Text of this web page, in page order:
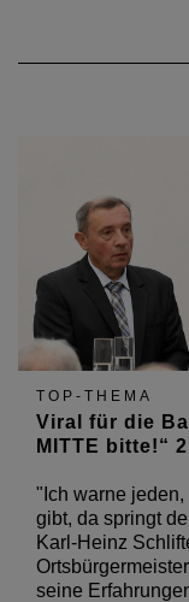
TOP-THEMA
Viral für die
MITTE bitte!“
"Ich warne
gibt, da springt
Karl-Heinz
seine